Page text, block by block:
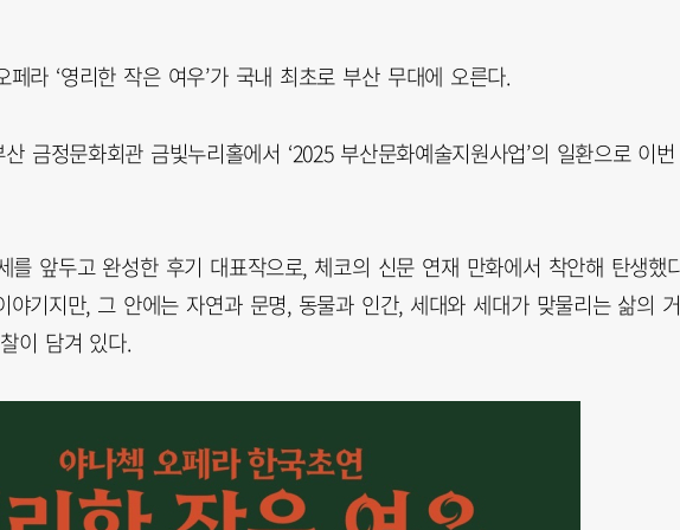
라 ‘영리한 작은 여우’가 국내 최초로 부산 무대에 오른다.
금정문화회관 금빛누리홀에서 ‘2025 부산문화예술지원사업’의 일환으로 이번
를 앞두고 완성한 후기 대표작으로, 체코의 신문 연재 만화에서 착안해 탄생했
야기지만, 그 안에는 자연과 문명, 동물과 인간, 세대와 세대가 맞물리는 삶의 거
이 담겨 있다.